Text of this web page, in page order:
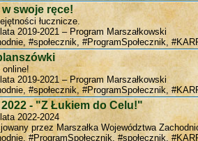
swoje ręce!
łucznicze.
2019-2021 – Program Marszałkowski
#społecznik, #ProgramSpołecznik,
online!
2019-2021 – Program Marszałkowski
#społecznik, #ProgramSpołecznik,
2022 - "Z Łukiem do Celu!"
2022-2024
przez Marszałka Województwa
#ProgramSpołecznik, #społecznik,